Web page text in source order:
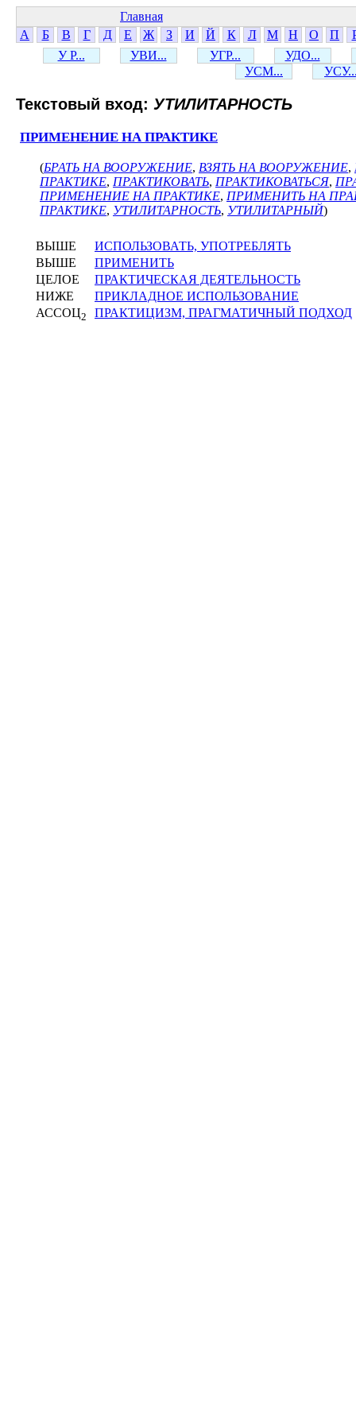
Главная
А
Б В Г Д Е Ж З И Й К Л М Н О П
У Р...
УВИ... УГР...
УДО...
УСМ...
Текстовый вход: УТИЛИТАРНОСТЬ
ПРИМЕНЕНИЕ НА ПРАКТИКЕ
(БРАТЬ НА ВООРУЖЕНИЕ, ВЗЯТЬ НА ВООРУЖЕНИЕ,
ПРАКТИКЕ, ПРАКТИКОВАТЬ, ПРАКТИКОВАТЬСЯ,
ПРИМЕНЕНИЕ НА ПРАКТИКЕ, ПРИМЕНИТЬ НА
ПРАКТИКЕ, УТИЛИТАРНОСТЬ, УТИЛИТАРНЫЙ)
ВЫШЕ
ИСПОЛЬЗОВАТЬ, УПОТРЕБЛЯТЬ
ВЫШЕ
ПРИМЕНИТЬ
ЦЕЛОЕ
ПРАКТИЧЕСКАЯ ДЕЯТЕЛЬНОСТЬ
НИЖЕ
ПРИКЛАДНОЕ ИСПОЛЬЗОВАНИЕ
АССОЦ2 ПРАКТИЦИЗМ, ПРАГМАТИЧНЫЙ ПОДХОД